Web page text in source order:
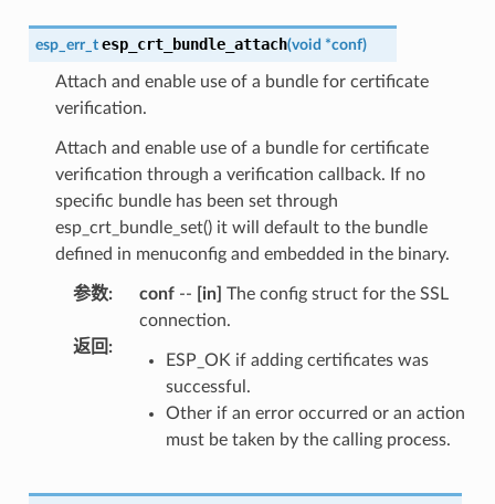
esp_err_t esp_crt_bundle_attach(void *conf)
Attach and enable use of a bundle for certificate
verification.
Attach and enable use of a bundle for certificate
verification through a verification callback. If no
specific bundle has been set through
esp_crt_bundle_set() it will default to the bundle
defined in menuconfig and embedded in the binary.
参数: conf-- [in] The config struct for the SSL
connection.
返回 :
ESP_OK if adding certificates was
successful.
Other if an error occurred or an action
must be taken by the calling process.